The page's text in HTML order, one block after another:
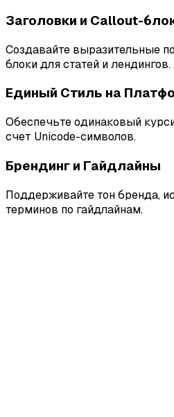
Заголовки и Callout-
Создавайте выразительные
блоки для статей и лендингов.
Единый Стиль на
Обеспечьте одинаковый
счет Unicode-символов.
Брендинг и Гайдлайны
Поддерживайте тон бренда,
терминов по гайдлайнам.